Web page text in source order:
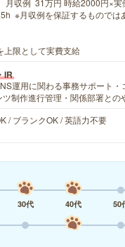
収例 31万円 時給2000円×実
※月収例を保証するものでは
上限として実費支給
IR
運用に関わる事務サポート・
ツ制作進行管理・関係部署と
/ ブランクOK / 英語力不要
30代 40代 50